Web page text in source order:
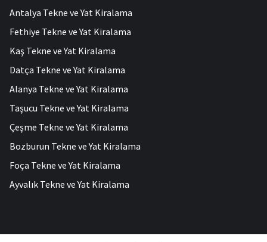
Antalya Tekne ve Yat Kiralama
Fethiye Tekne ve Yat Kiralama
Kaş Tekne ve Yat Kiralama
Datça Tekne ve Yat Kiralama
Alanya Tekne ve Yat Kiralama
Taşucu Tekne ve Yat Kiralama
Çeşme Tekne ve Yat Kiralama
Bozburun Tekne ve Yat Kiralama
Foça Tekne ve Yat Kiralama
Ayvalık Tekne ve Yat Kiralama